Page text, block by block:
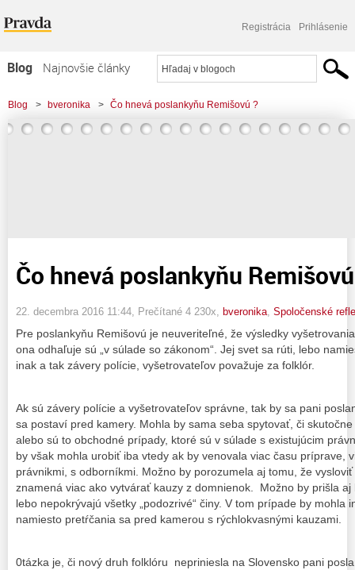
Registrácia Prihlásenie
Blog
Najnovšie články
Najčítanejšie články
Najkomentovanejšie články
Blog > bveronika > Čo hnevá poslankyňu Remišovú ?
Čo hnevá poslankyňu
22. decembra 2016 11:44 , Prečítané 4 230x, bveronika Spoločenské
Pre poslankyňu Remišovú je neuveriteľné, že výsledky
ona odhaľuje sú „v súlade so zákonom“. Jej svet sa rúti, lebo
inak a tak závery polície, vyšetrovateľov považuje za folklór.
Ak sú závery polície a vyšetrovateľov správne, tak by sa pani
sa postaví pred kamery. Mohla by sama seba spytovať, či
alebo sú to obchodné prípady, ktoré sú v súlade s existujúcim
by však mohla urobiť iba vtedy ak by venovala viac času príprave,
právnikmi, s odborníkmi. Možno by porozumela aj tomu, že
znamená viac ako vytvárať kauzy z domnienok. Možno by prišla aj
lebo nepokrývajú všetky „podozrivé“ činy. V tom prípade by mohla
namiesto pretŕčania sa pred kamerou s rýchlokvasnými kauzami.
0tázka je, či nový druh folklóru nepriniesla na Slovensko pani